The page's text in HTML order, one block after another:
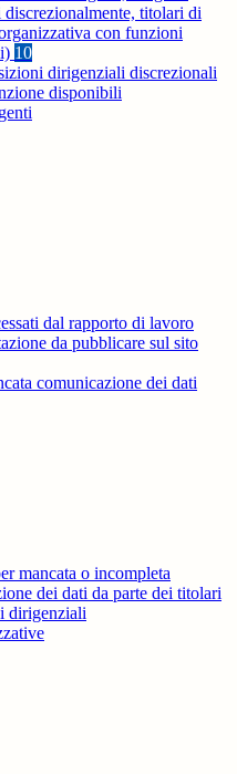
titolari di
con funzioni
10
dirigenziali discrezionali
disponibili
dal rapporto di lavoro
da pubblicare sul sito
comunicazione dei dati
mancata o incompleta
dei dati da parte dei titolari
dirigenziali